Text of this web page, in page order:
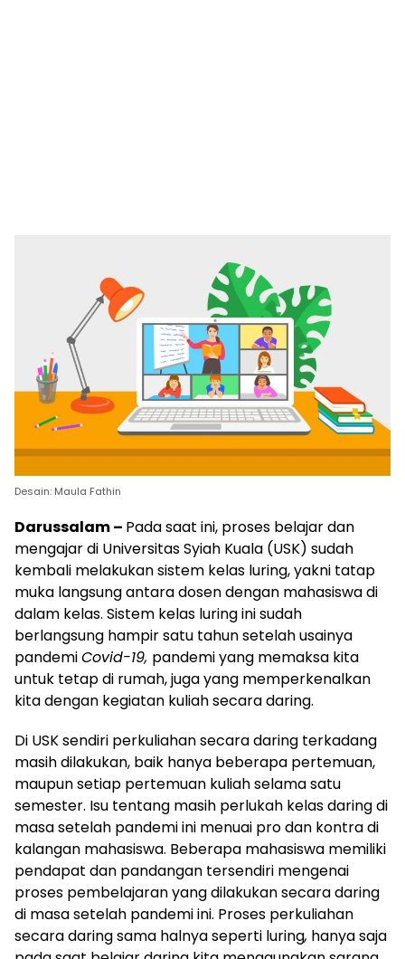
Desain: Maula Fathin
Darussalam – Pada saat ini, proses belajar dan
mengajar di Universitas Syiah Kuala (USK) sudah
kembali melakukan sistem kelas luring, yakni tatap
muka langsung antara dosen dengan mahasiswa di
dalam kelas. Sistem kelas luring ini sudah
berlangsung hampir satu tahun setelah usainya
pandemiCovid-19, pandemi yang memaksa kita
untuk tetap di rumah, juga yang memperkenalkan
kita dengan kegiatan kuliah secara daring.
Di USK sendiri perkuliahan secara daring terkadang
masih dilakukan, baik hanya beberapa pertemuan,
maupun setiap pertemuan kuliah selama satu
semester. Isu tentang masih perlukah kelas daring di
masa setelah pandemi ini menuai pro dan kontra di
kalangan mahasiswa. Beberapa mahasiswa memiliki
pendapat dan pandangan tersendiri mengenai
proses pembelajaran yang dilakukan secara daring
di masa setelah pandemi ini. Proses perkuliahan
secara daring sama halnya seperti luring, hanya saja